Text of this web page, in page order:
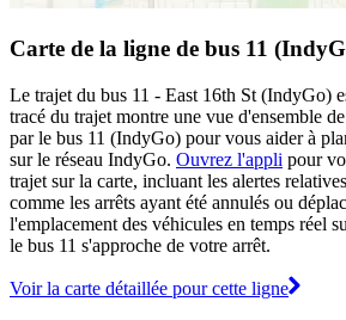
Carte de la ligne de bus 11
Le trajet du bus 11 - East 16th St (IndyGo)
tracé du trajet montre une vue d'ensemble
par le bus 11 (IndyGo) pour vous aider à
sur le réseau IndyGo. Ouvrez l'appli pour
trajet sur la carte, incluant les alertes
comme les arrêts ayant été annulés ou
l'emplacement des véhicules en temps réel
le bus 11 s'approche de votre arrêt.
Voir la carte détaillée pour cette ligne